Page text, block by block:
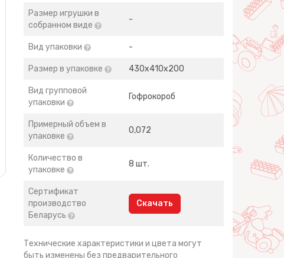
Размер игрушки в
собранном виде
-
Вид упаковки -
Размер в упаковке 430х410х200
Вид групповой
упаковки
Гофрокороб
Примерный объем в
упаковке
0,072
Количество в
упаковке
8 шт.
Сертификат
производство
Беларусь
Скачать
Технические характеристики и цвета могут
быть изменены без предварительного